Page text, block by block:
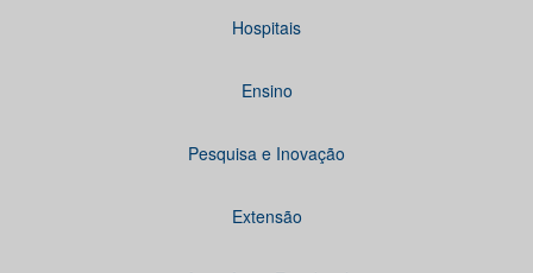
Hospitais
Ensino
Pesquisa e Inovação
Extensão